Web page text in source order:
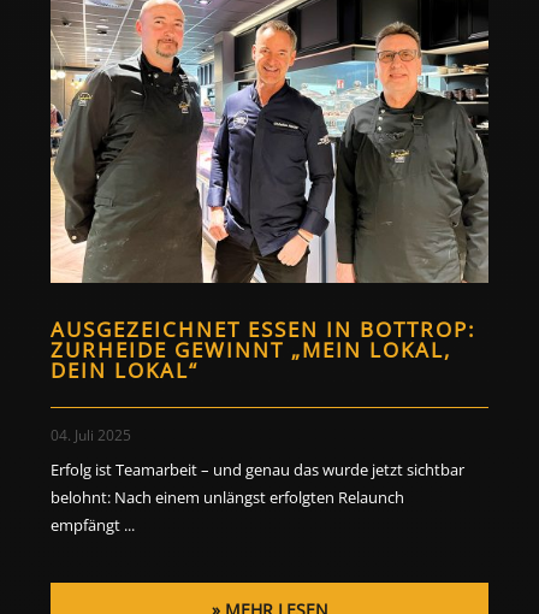
AUSGEZEICHNET ESSEN IN BOTTROP:
ZURHEIDE GEWINNT „MEIN LOKAL,
DEIN LOKAL“
04. Juli 2025
Erfolg ist Teamarbeit – und genau das wurde jetzt sichtbar
belohnt: Nach einem unlängst erfolgten Relaunch
empfängt ...
MEHR LESEN